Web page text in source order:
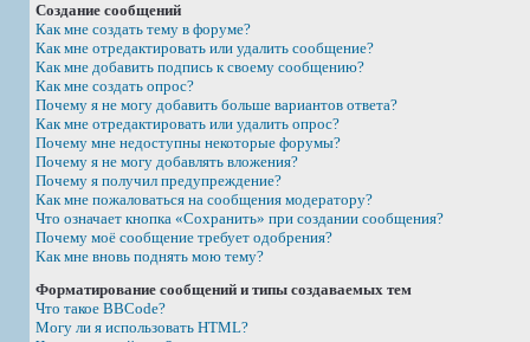
Создание сообщений
Как мне создать тему в форуме?
Как мне отредактировать или удалить сообщение?
Как мне добавить подпись к своему сообщению?
Как мне создать опрос?
Почему я не могу добавить больше вариантов ответа?
Как мне отредактировать или удалить опрос?
Почему мне недоступны некоторые форумы?
Почему я не могу добавлять вложения?
Почему я получил предупреждение?
Как мне пожаловаться на сообщения модератору?
Что означает кнопка «Сохранить» при создании сообщения?
Почему моё сообщение требует одобрения?
Как мне вновь поднять мою тему?
Форматирование сообщений и типы создаваемых тем
Что такое BBCode?
Могу ли я использовать HTML?